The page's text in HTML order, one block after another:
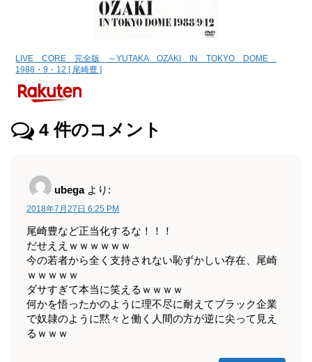
LIVE CORE 完全版 ～YUTAKA OZAKI IN TOKYO DOME
1988・9・12 [ 尾崎豊 ]
4 件のコメント
ubega より:
2018年7月27日 6:25 PM
尾崎豊など正当化するな！！！
だせええｗｗｗｗｗｗ
今の若者から全く支持されない恥ずかしい存在、尾崎
ｗｗｗｗｗ
ダサすぎて本当に笑えるｗｗｗｗ
何かを悟ったかのように理不尽に耐えてブラック企業
で奴隷のように黙々と働く人間の方が逆に尖って見え
るｗｗｗ